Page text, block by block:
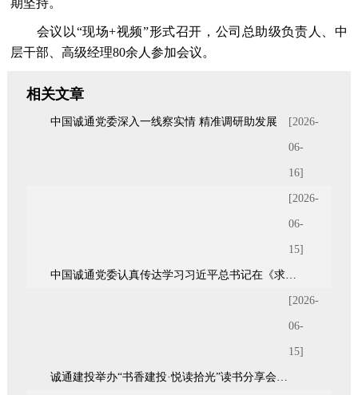
会议以“现场+视频”形式召开，公司总助级负责人、中
层干部、高级经理80余人参加会议。
相关文章
[2026-
06-
16]
中国诚通党委深入一线察实情 精准调研助发展
[2026-
06-
15]
中国诚通党委认真传达学习习近平总书记在《求是》杂志发表的重要文章《前瞻布局和发展未来产业》
[2026-
06-
15]
诚通建投举办“书香建投·悦读拾光”读书分享会暨青年统战座谈会